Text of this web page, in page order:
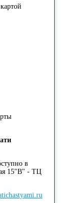
в
15"В" - ТЦ